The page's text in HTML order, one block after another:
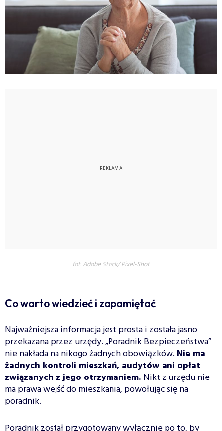
fot. Adobe Stock/ Pixel-Shot
Co warto wiedzieć i zapamiętać
Najważniejsza informacja jest prosta i została jasno
przekazana przez urzędy. „Poradnik Bezpieczeństwa”
nie nakłada na nikogo żadnych obowiązków. Nie ma
żadnych kontroli mieszkań, audytów ani opłat
związanych z jego otrzymaniem. Nikt z urzędu nie
ma prawa wejść do mieszkania, powołując się na
poradnik.